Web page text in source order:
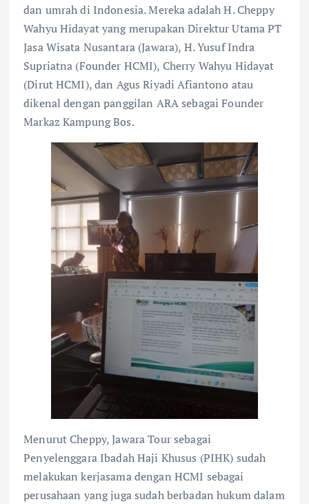
dan umrah di Indonesia. Mereka adalah H. Cheppy
Wahyu Hidayat yang merupakan Direktur Utama PT
Jasa Wisata Nusantara (Jawara), H. Yusuf Indra
Supriatna (Founder HCMI), Cherry Wahyu Hidayat
(Dirut HCMI), dan Agus Riyadi Afiantono atau
dikenal dengan panggilan ARA sebagai Founder
Markaz Kampung Bos.
Menurut Cheppy, Jawara Tour sebagai
Penyelenggara Ibadah Haji Khusus (PIHK) sudah
melakukan kerjasama dengan HCMI sebagai
perusahaan yang juga sudah berbadan hukum dalam